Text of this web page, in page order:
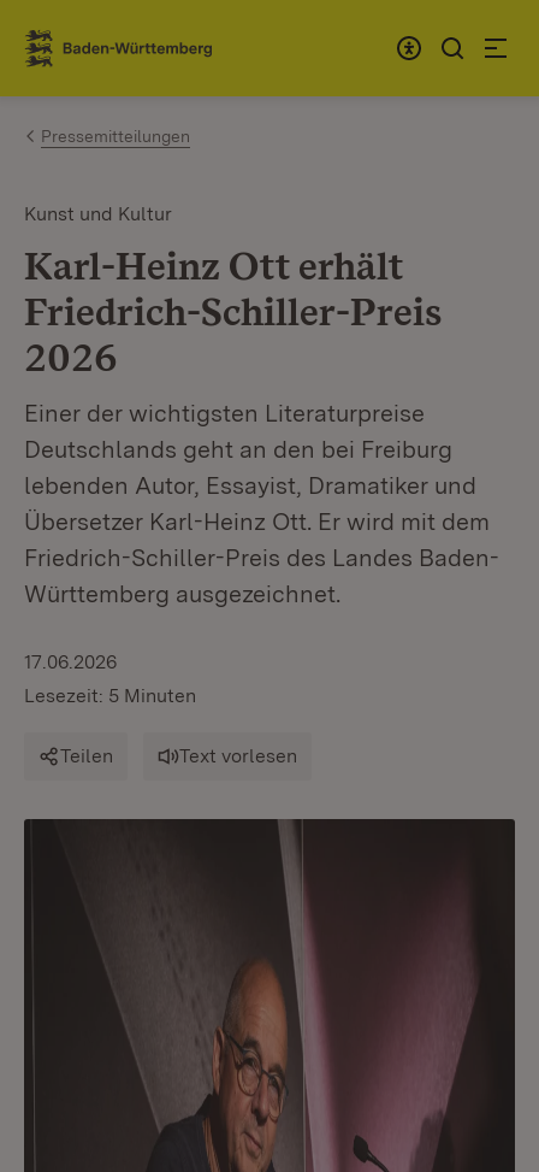
Zum Inhalt springen
Link zur Startseite
Pressemitteilungen
Kunst und Kultur
Karl-Heinz Ott erhält
Friedrich-Schiller-Preis
2026
Einer der wichtigsten Literaturpreise
Deutschlands geht an den bei Freiburg
lebenden Autor, Essayist, Dramatiker und
Übersetzer Karl-Heinz Ott. Er wird mit dem
Friedrich-Schiller-Preis des Landes Baden-
Württemberg ausgezeichnet.
17.06.2026
Lesezeit: 5 Minuten
Teilen Text vorlesen